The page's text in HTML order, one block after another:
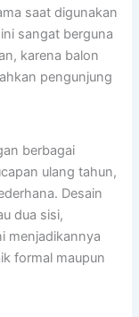
saat digunakan
sangat berguna
karena balon
pengunjung
berbagai
ulang tahun,
Desain
dua sisi,
menjadikannya
formal maupun